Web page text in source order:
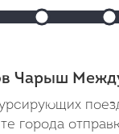
03:04
Прибытие: 03:33
-
В пути: 15
Чарыш
города